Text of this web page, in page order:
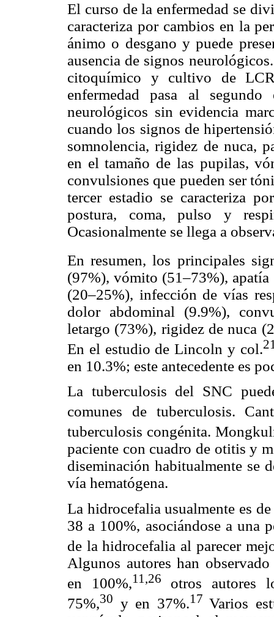
El curso de la enfermedad se
caracteriza por cambios en la
ánimo o desgano y puede
ausencia de signos
citoquímico y cultivo de
enfermedad pasa al
neurológicos sin evidencia
cuando los signos de
somnolencia, rigidez de nuca,
en el tamaño de las pupilas,
convulsiones que pueden ser
tercer estadio se caracteriza
postura, coma, pulso y
Ocasionalmente se llega a
En resumen, los principales
(97%), vómito (51–73%),
(20–25%), infección de vías
dolor abdominal (9.9%),
letargo (73%), rigidez de nuca
En el estudio de Lincoln y col.
en 10.3%; este antecedente es
La tuberculosis del SNC
comunes de tuberculosis.
tuberculosis congénita.
paciente con cuadro de otitis y
diseminación habitualmente se
vía hematógena.
La hidrocefalia usualmente es
38 a 100%, asociándose a una
de la hidrocefalia al parecer
Algunos autores han
en 100%,11,26
otros autores
75%,30 y en 37%.17Varios